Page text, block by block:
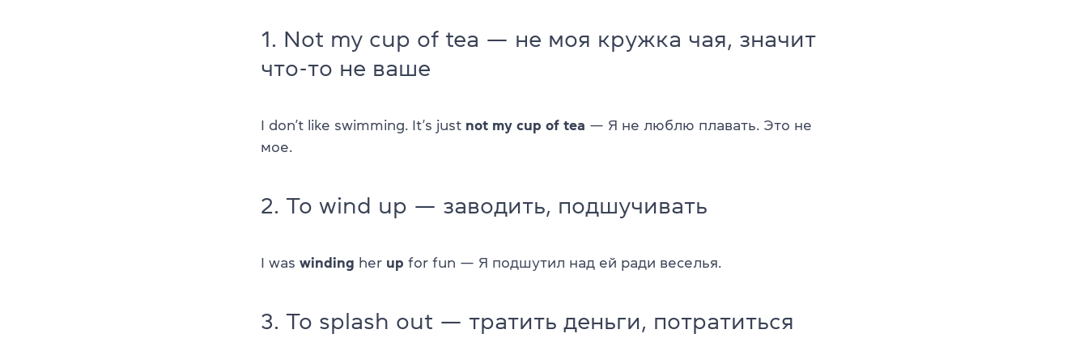
1. Not my cup of tea — не моя кружка чая, значит
что-то не ваше
I don’t like swimming. It’s just not my cup of tea — Я не люблю плавать. Это не
мое.
2. To wind up — заводить, подшучивать
I was winding her up for fun — Я подшутил над ей ради веселья.
3. To splash out — тратить деньги, потратиться